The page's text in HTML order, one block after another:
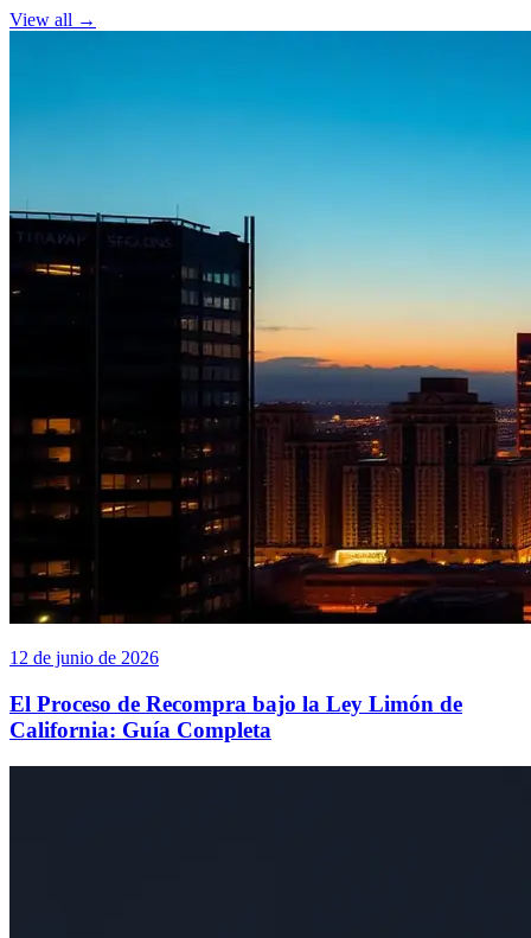
View all →
12 de junio de 2026
El Proceso de Recompra bajo la Ley Limón de
California: Guía Completa